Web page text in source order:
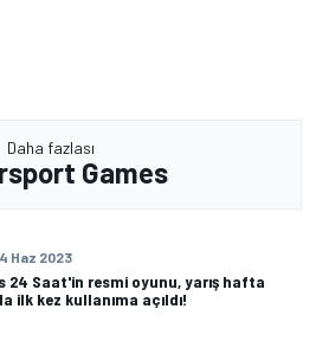
Daha fazlası
Games
Haz 2023
24 Saat'in resmi oyunu, yarış hafta
ilk kez kullanıma açıldı!